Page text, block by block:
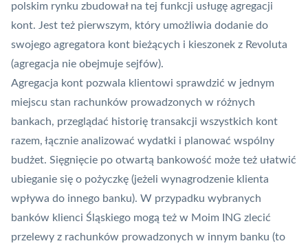
polskim rynku zbudował na tej funkcji usługę agregacji
kont. Jest też pierwszym, który umożliwia dodanie do
swojego agregatora kont bieżących i kieszonek z Revoluta
(agregacja nie obejmuje sejfów).
Agregacja kont pozwala klientowi sprawdzić w jednym
miejscu stan rachunków prowadzonych w różnych
bankach, przeglądać historię transakcji wszystkich kont
razem, łącznie analizować wydatki i planować wspólny
budżet. Sięgnięcie po otwartą bankowość może też ułatwić
ubieganie się o pożyczkę (jeżeli wynagrodzenie klienta
wpływa do innego banku). W przypadku wybranych
banków klienci Śląskiego mogą też w Moim ING zlecić
przelewy z rachunków prowadzonych w innym banku (to